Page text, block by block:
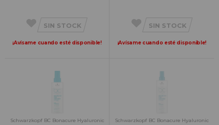
SIN STOCK
¡Avísame cuando esté disponible!
SIN STOCK
¡Avísame cuando esté disponible!
Schwarzkopf BC Bonacure Hyaluronic
Schwarzkopf BC Bonacure Hyaluronic